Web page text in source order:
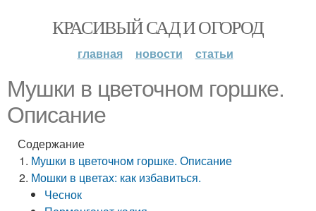
КРАСИВЫЙ САД И ОГОРОД
главная новости статьи
Мушки в цветочном горшке.
Описание
Содержание
Мушки в цветочном горшке. Описание
Мошки в цветах: как избавиться.
Чеснок